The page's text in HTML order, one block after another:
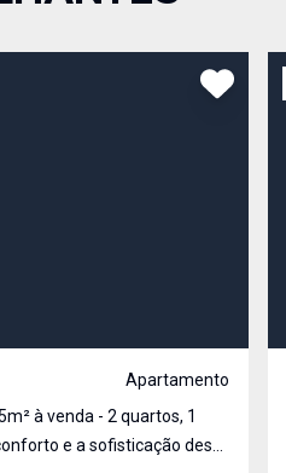
Apartamento
à venda - 2 quartos, 1
e a sofisticação deste